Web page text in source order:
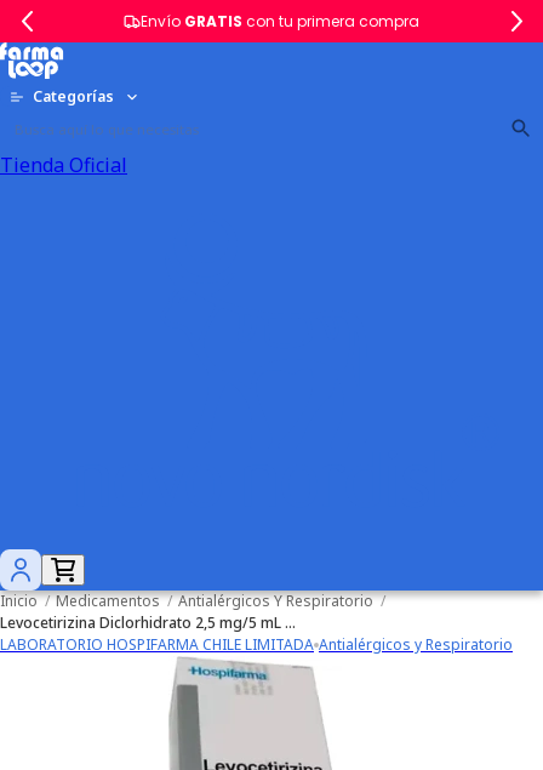
Envío GRATIS con tu primera compra
Categorías
Tienda Oficial
Inicio / Medicamentos / Antialérgicos Y Respiratorio /
Levocetirizina Diclorhidrato 2,5 mg/5 mL x 100 mL Jarabe
LABORATORIO HOSPIFARMA CHILE LIMITADA Antialérgicos y Respiratorio